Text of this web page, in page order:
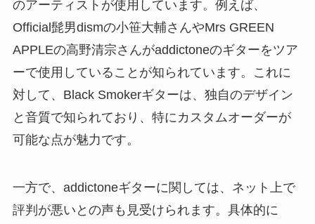
のアーティストが使用しています。例えば、
Official髭男dismの小笹大輔さんやMrs GREEN
APPLEの高野清宗さんがaddictoneのギターをツア
ーで使用していることが知られています。これに
対して、Black Smokerギターは、独自のデザイン
と音質で知られており、特にカスタムオーダーが
可能な点が魅力です。
一方で、addictoneギターに関しては、ネット上で
評判が悪いとの声も見受けられます。具体的に